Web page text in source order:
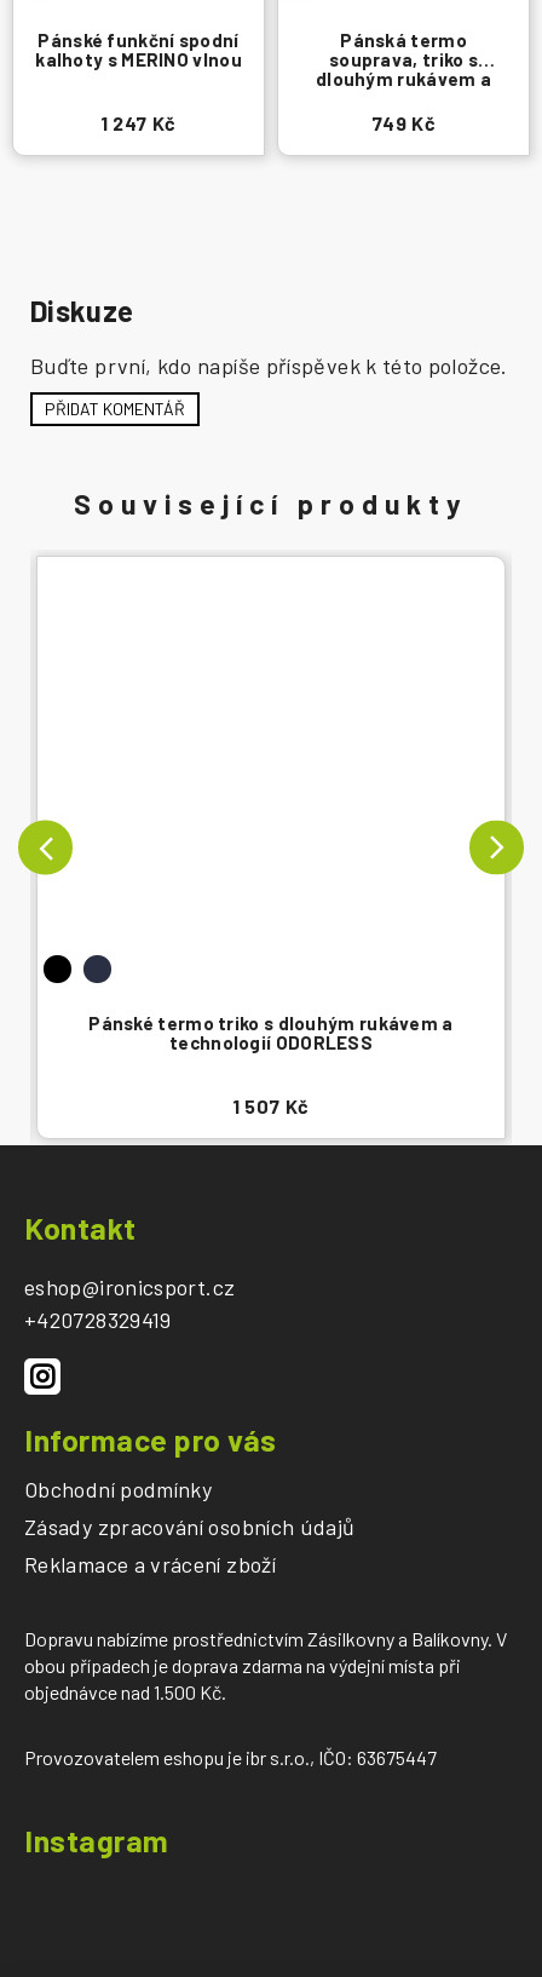
Pánské termo triko s dlouhým rukávem a
technologií ODORLESS
1 507 Kč
Pánské funkční spodní
kalhoty s MERINO vlnou
1 247 Kč
Pánská termo
souprava, triko s
dlouhým rukávem a
749 Kč
Diskuze
Buďte první, kdo napíše příspěvek k této položce.
PŘIDAT KOMENTÁŘ
Kontakt
eshop@ironicsport.cz
+420728329419
Informace pro vás
Obchodní podmínky
Zásady zpracování osobních údajů
Reklamace a vrácení zboží
Dopravu nabízíme prostřednictvím Zásilkovny a Balíkovny. V
obou případech je doprava zdarma na výdejní místa při
objednávce nad 1.500 Kč.
Provozovatelem eshopu je ibr s.r.o., IČO: 63675447
Instagram